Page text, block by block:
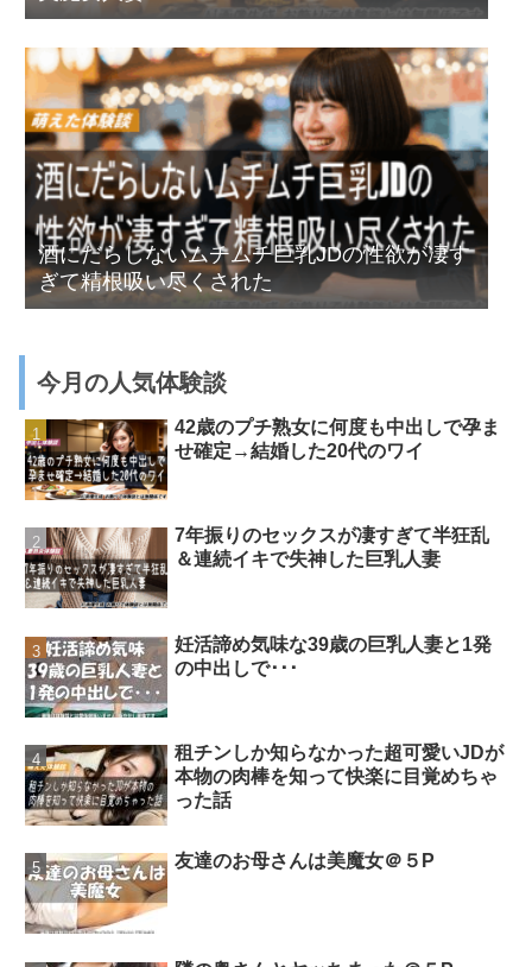
酒にだらしないムチムチ巨乳JDの性欲が凄す
ぎて精根吸い尽くされた
今月の人気体験談
42歳のプチ熟女に何度も中出しで孕ま
せ確定→結婚した20代のワイ
7年振りのセックスが凄すぎて半狂乱
＆連続イキで失神した巨乳人妻
妊活諦め気味な39歳の巨乳人妻と1発
の中出しで･･･
租チンしか知らなかった超可愛いJDが
本物の肉棒を知って快楽に目覚めちゃ
った話
友達のお母さんは美魔女＠５P